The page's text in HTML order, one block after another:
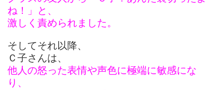
ね！」と、
激しく責められました。
そしてそれ以降、
Ｃ子さんは、
他人の怒った表情や声色に極端に敏感にな
り、